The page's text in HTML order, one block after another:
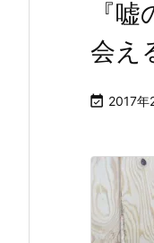
『
会え
 2017年